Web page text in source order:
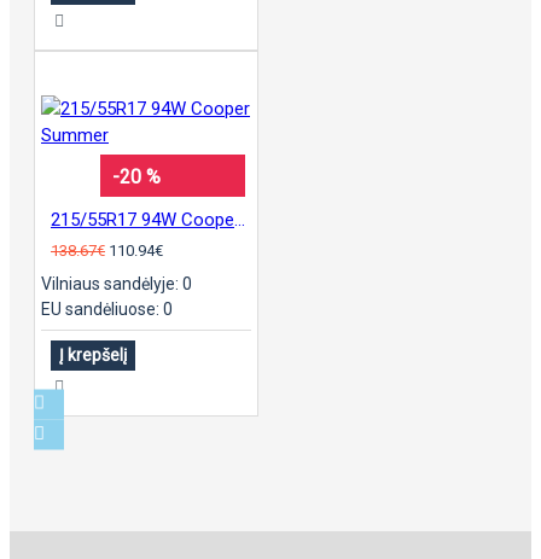
-20 %
138.67€ 110.94€
Vilniaus sandėlyje: 0
EU sandėliuose: 0
Į krepšelį